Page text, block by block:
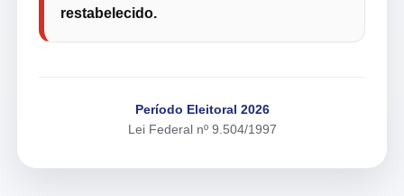
restabelecido.
Período Eleitoral 2026
Lei Federal nº 9.504/1997